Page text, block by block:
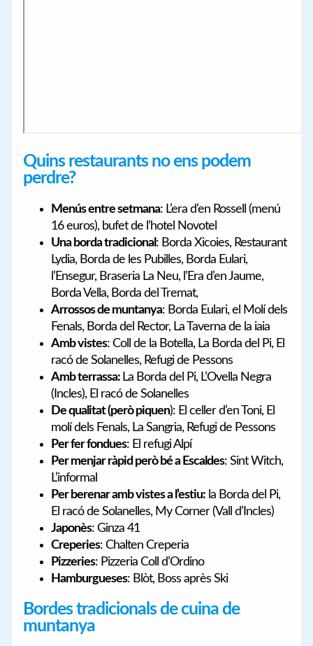
Quins restaurants no ens podem
perdre?
Menús entre setmana: L’era d’en Rossell (menú
16 euros), bufet de l’hotel Novotel
Una borda tradicional: Borda Xicoies, Restaurant
Lydia, Borda de les Pubilles, Borda Eulari,
l’Ensegur, Braseria La Neu, l’Era d’en Jaume,
Borda Vella, Borda del Tremat,
Arrossos de muntanya: Borda Eulari, el Molí dels
Fenals, Borda del Rector, La Taverna de la iaia
Amb vistes: Coll de la Botella, La Borda del Pi, El
racó de Solanelles, Refugi de Pessons
Amb terrassa: La Borda del Pi, L’Ovella Negra
(Incles), El racó de Solanelles
De qualitat (però piquen): El celler d’en Toni, El
molí dels Fenals, La Sangria, Refugi de Pessons
Per fer fondues: El refugi Alpí
Per menjar ràpid però bé a Escaldes: Sint Witch,
L’informal
Per berenar amb vistes a l’estiu: la Borda del Pi,
El racó de Solanelles, My Corner (Vall d’Incles)
Japonès: Ginza 41
Creperies: Chalten Creperia
Pizzeries: Pizzeria Coll d’Ordino
Hamburgueses: Blòt, Boss après Ski
Bordes tradicionals de cuina de
muntanya